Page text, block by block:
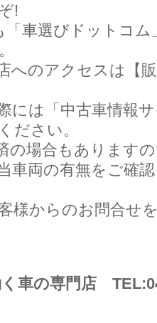
!
「車選びドットコ
へのアクセスは【
には「中古車情報
ださい。
の場合もあります
車両の有無をご確
様からのお問合せ
車の専門店